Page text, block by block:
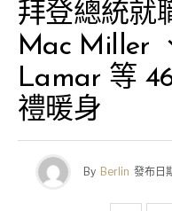
拜登總統就
Mac Miller
Lamar 等
禮暖身
By Berlin 發布日